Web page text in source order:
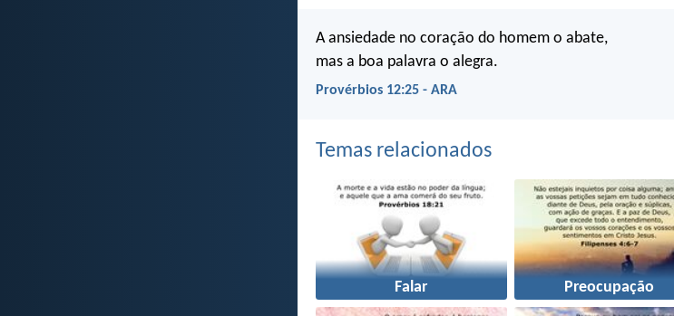
A ansiedade no coração do homem o abate,
mas a boa palavra o alegra.
Provérbios 12:25 - ARA
Temas relacionados
Falar Preocupação